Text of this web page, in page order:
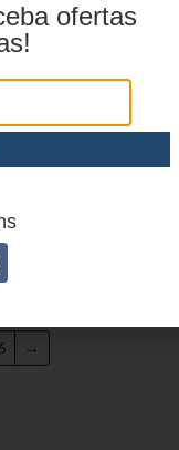
YS41048
→
ofertas